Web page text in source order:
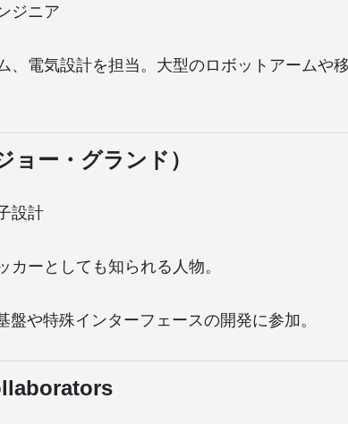
ジニア
、電気設計を担当。大型のロボットアームや
ョー・グランド）
設計
カーとしても知られる人物。
盤や特殊インターフェースの開発に参加。